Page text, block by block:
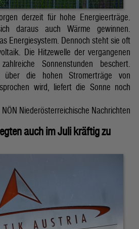
derzeit für hohe Energieerträge.
daraus auch Wärme gewinnen.
Energiesystem. Dennoch steht sie oft
Die Hitzewelle der vergangenen
Sonnenstunden beschert.
über die hohen Stromerträge von
wird, liefert die Sonne noch
NÖN Niederösterreichische Nachrichten
auch im Juli kräftig zu